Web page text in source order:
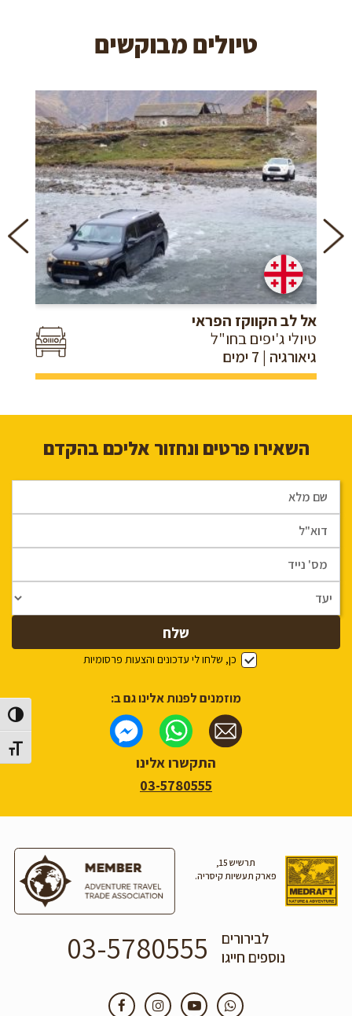
מתג
טיולים מבוקשים
אל לב הקווקז הפראי
טיולי ג'יפים בחו"ל
גיאורגיה | 7 ימים
השאירו פרטים ונחזור אליכם בהקדם
כן, שלחו לי עדכונים והצעות פרסומיות
מוזמנים לפנות אלינו גם ב:
התקשרו אלינו
03-5780555
תרשיש 15,
פארק תעשיות קיסריה.
לבירורים
נוספים חייגו
03-5780555